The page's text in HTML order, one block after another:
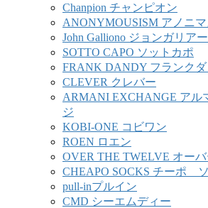
Chanpion チャンピオン
ANONYMOUSISM アノニ
John Galliono ジョンガリア
SOTTO CAPO ソットカポ
FRANK DANDY フランクダ
CLEVER クレバー
ARMANI EXCHANGE アル
ジ
KOBI-ONE コビワン
ROEN ロエン
OVER THE TWELVE オー
CHEAPO SOCKS チーポ
pull-inプルイン
CMD シーエムディー